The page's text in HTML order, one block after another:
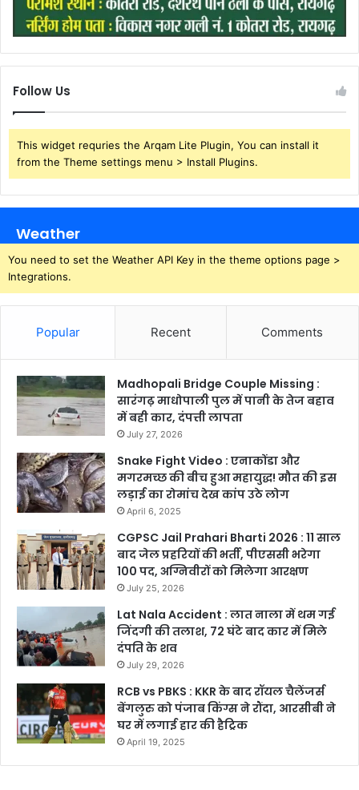
Follow Us
This widget requries the Arqam Lite Plugin, You can install it
from the Theme settings menu > Install Plugins.
Weather
You need to set the Weather API Key in the theme options page >
Integrations.
Popular Recent Comments
Madhopali Bridge Couple Missing :
सारंगढ़ माधोपाली पुल में पानी के तेज बहाव
में बही कार, दंपत्ती लापता
July 27, 2026
Snake Fight Video : एनाकोंडा और
मगरमच्छ की बीच हुआ महायुद्ध! मौत की इस
लड़ाई का रोमांच देख कांप उठे लोग
April 6, 2025
CGPSC Jail Prahari Bharti 2026 : 11 साल
बाद जेल प्रहरियों की भर्ती, पीएससी भरेगा
100 पद, अग्निवीरों को मिलेगा आरक्षण
July 25, 2026
Lat Nala Accident : लात नाला में थम गई
जिंदगी की तलाश, 72 घंटे बाद कार में मिले
दंपति के शव
July 29, 2026
RCB vs PBKS : KKR के बाद रॉयल चैलेंजर्स
बेंगलुरु को पंजाब किंग्स ने रौंदा, आरसीबी ने
घर में लगाई हार की हैट्रिक
April 19, 2025